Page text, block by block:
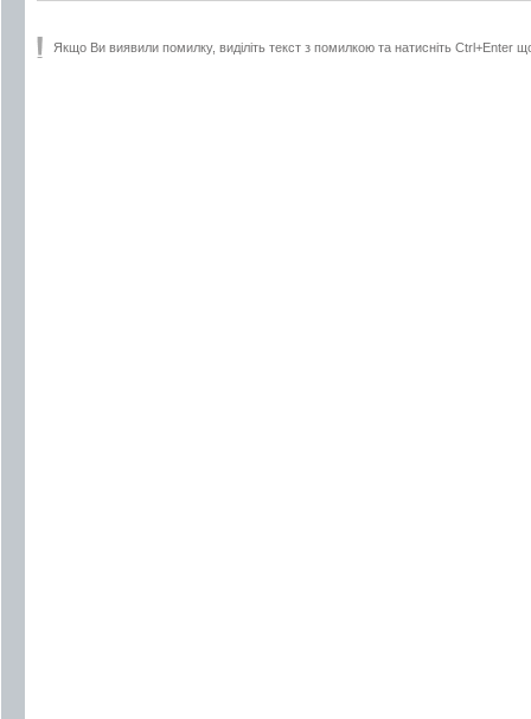
Якщо Ви виявили помилку, виділіть текст з помилкою та натисніть Ctrl+Enter